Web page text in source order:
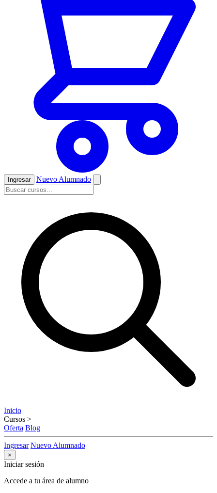
Ingresar Nuevo Alumnado
Inicio
Cursos >
Oferta Blog
Ingresar Nuevo Alumnado
×
Iniciar sesión
Accede a tu área de alumno